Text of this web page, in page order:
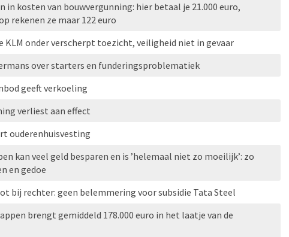
in kosten van bouwvergunning: hier betaal je 21.000 euro,
rekenen ze maar 122 euro
KLM onder verscherpt toezicht, veiligheid niet in gevaar
over starters en funderingsproblematiek
geeft verkoeling
verliest aan effect
ouderenhuisvesting
kan veel geld besparen en is ’helemaal niet zo moeilijk’: zo
en gedoe
bij rechter: geen belemmering voor subsidie Tata Steel
brengt gemiddeld 178.000 euro in het laatje van de